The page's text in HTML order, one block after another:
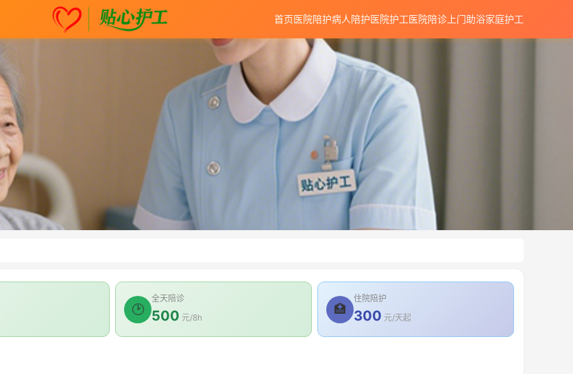
首页医院陪护病人陪护医院护工医院陪诊 上门助浴家庭护工
🕑
全天陪诊
500 元/8h
🏥
住院陪护
300 元/天起